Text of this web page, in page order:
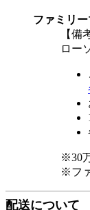
ファミリー
【備
ロー
※30
※フ
配送について